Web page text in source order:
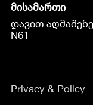
მისამართი
დავით
N61
Privacy & Policy